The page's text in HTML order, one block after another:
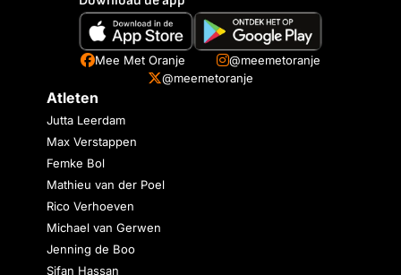
Mee Met Oranje
@meemetoranje
@meemetoranje
Atleten
Jutta Leerdam
Max Verstappen
Femke Bol
Mathieu van der Poel
Rico Verhoeven
Michael van Gerwen
Jenning de Boo
Sifan Hassan